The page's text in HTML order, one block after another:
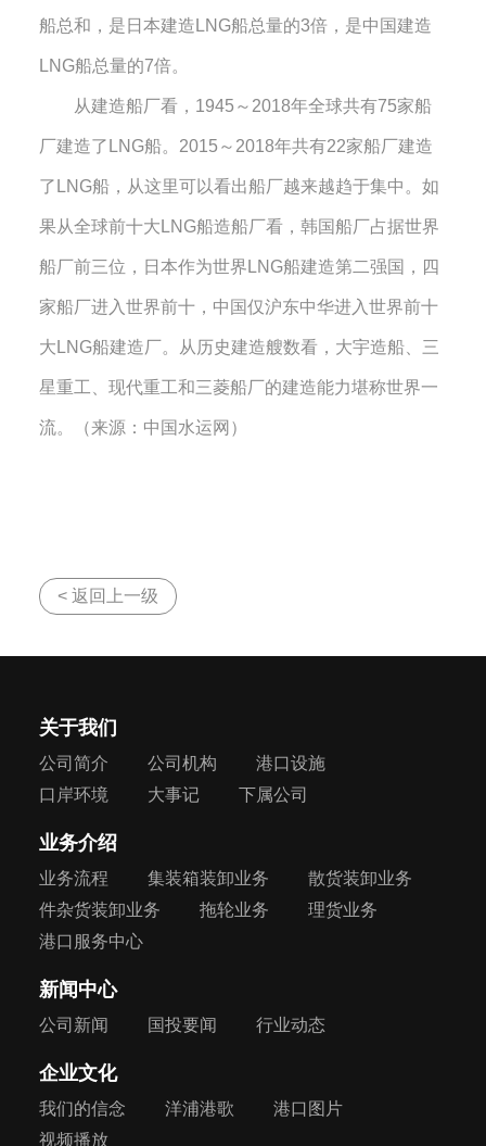
船总和，是日本建造 LNG船总量的3倍，是中国建造
LNG船总量的7倍。
从建造船厂看， 1945 ～ 2018年全球共有75家船
厂建造了 LNG船。 2015 ～ 2018年共有22家船厂建造
了 LNG船，从这里可以看出船厂越来越趋于集中。如
果从全球前十大 LNG船造船厂看，韩国船厂占据世界
船厂前三位，日本作为世界 LNG船建造第二强国，四
家船厂进入世界前十，中国仅沪东中华进入世界前十
大 LNG船建造厂。从历史建造艘数看，大宇造船、三
星重工、现代重工和三菱船厂的建造能力堪称世界一
流。（来源：中国水运网 ）
< 返回上一级
关于我们
公司简介 公司机构
港口设施
口岸环境
大事记 下属公司
业务介绍
业务流程 集装箱装卸业务
散货装卸业务
件杂货装卸业务
拖轮业务
理货业务
港口服务中心
新闻中心
公司新闻 国投要闻 行业动态
企业文化
我们的信念 洋浦港歌
港口图片
视频播放